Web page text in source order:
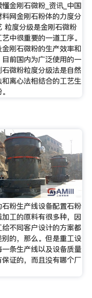
懂金刚石微粉_资讯_中国
料网金刚石粉体的力度分
粒度分级是金刚石微粉
中很重要的一道工序。
金刚石微粉的生产效率和
目前国内为广泛使用的一
石微粉粒度分级法是自然
和离心法相结合的工艺生
石粉生产线设备配置石粉
加工的原料有很多种，因
给不同客户设计的方案都
别的，那么。但是重工设
一条生产线以及设备质量
保证的，而且没有哪个厂